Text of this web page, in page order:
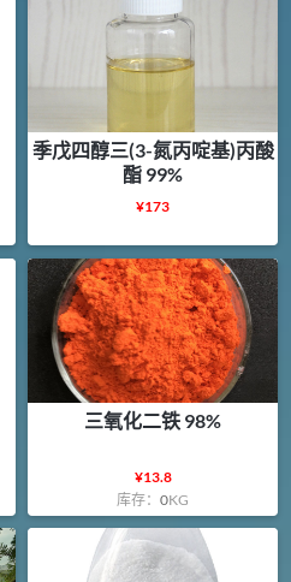
季戊四醇三(3-氮丙啶基)丙酸
酯 99%
¥173
三氧化二铁 98%
¥13.8
库存：0KG